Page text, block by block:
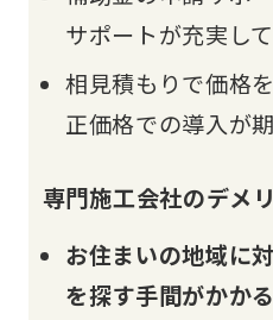
サポートが充実し
相見積もりで価格
正価格での導入が
専門施工会社のデメ
お住まいの地域に
を探す手間がかかる